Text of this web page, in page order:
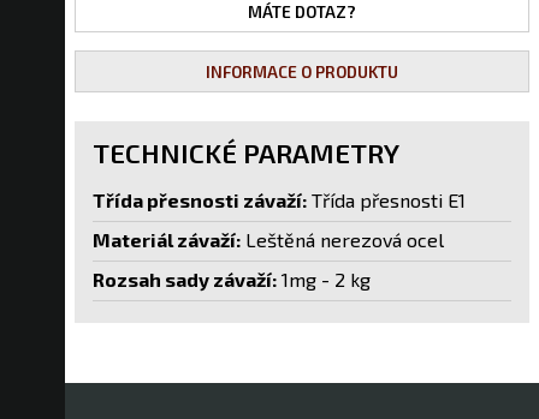
INFORMACE O PRODUKTU
MÁTE DOTAZ?
TECHNICKÉ PARAMETRY
Třída přesnosti závaží: Třída přesnosti E1
Materiál závaží: Leštěná nerezová ocel
Rozsah sady závaží: 1mg - 2 kg